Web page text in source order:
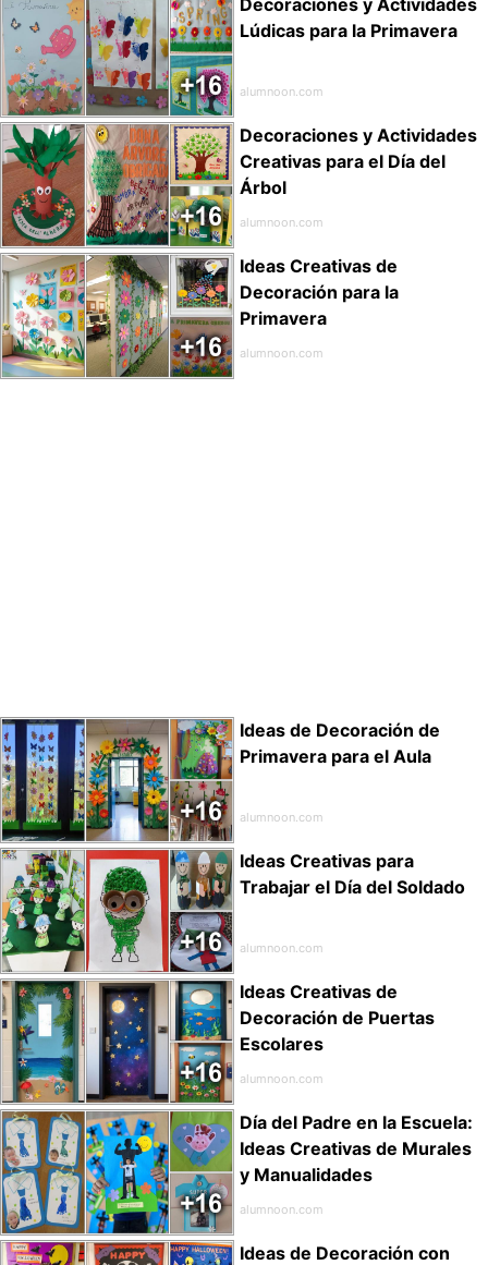
Lúdicas para la Primavera
alumnoon.com
Decoraciones y Actividades
Creativas para el Día del
Árbol
alumnoon.com
Ideas Creativas de
Decoración para la
Primavera
alumnoon.com
Ideas de Decoración de
Primavera para el Aula
alumnoon.com
Ideas Creativas para
Trabajar el Día del Soldado
alumnoon.com
Ideas Creativas de
Decoración de Puertas
Escolares
alumnoon.com
Día del Padre en la Escuela:
Ideas Creativas de Murales
y Manualidades
alumnoon.com
Ideas de Decoración con